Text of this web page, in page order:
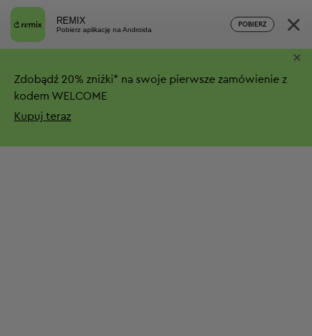
REMIX
Pobierz aplikację na Androida
POBIERZ ×
Zdobądź 20% zniżki* na swoje pierwsze zamówienie z
kodem WELCOME
Kupuj teraz
×